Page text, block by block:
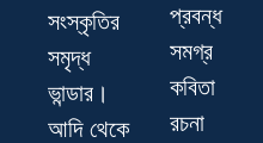
সংস্কৃতির
সমৃদ্ধ
ভান্ডার।
আদি থেকে
প্রবন্ধ
সমগ্র
কবিতা
রচনা